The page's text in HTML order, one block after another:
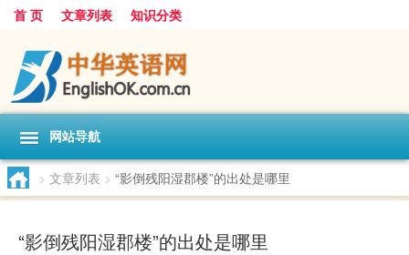
首 页 文章列表 知识分类
网站导航
> 文章列表 > “影倒残阳湿郡楼”的出处是哪里
“影倒残阳湿郡楼”的出处是哪里